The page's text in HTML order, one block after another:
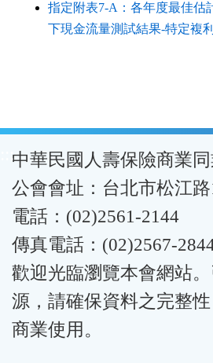
指定附表7-A：各年度最佳估
下現金流量測試結果-特定複
:::中華民國人壽保險商業
公會會址：台北市松江
電話：(02)2561-2144
傳真電話：(02)2567-
歡迎光臨瀏覽本會網站
源，請確保資料之完整
商業使用。